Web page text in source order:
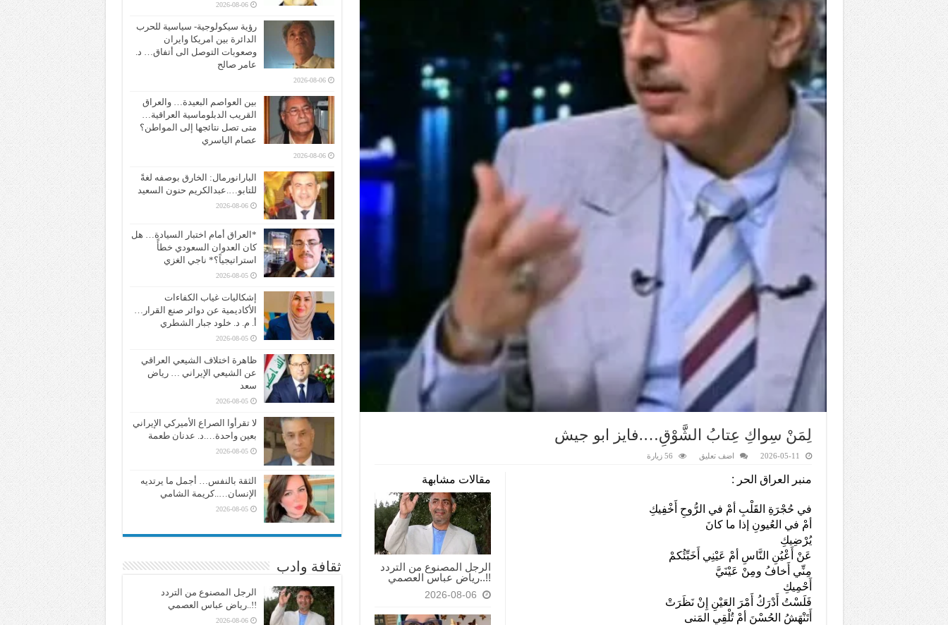
لِمَنْ سِواكِ عِتابُ الشَّوْقِ….فايز ابو جيش
2026-05-11 اضف تعليق 56 زيارة
مقالات مشابهة
الرجل المصنوع من التردد
!!..رياض عباس العصمي
2026-08-06
منبر العراق الحر :
في حُجْرَةِ القَلْبِ أمْ في الرُّوحِ أَخْفِيكِ
أمْ في العُيونِ إذا ما كانَ
يُرْضِيكِ
عَنْ أَعْيُنِ النَّاسِ أمْ عَيْنِي أَخَبِّئُكمْ
مِنِّي أَخافُ ومِنْ عَيْنَيَّ
أَحْمِيكِ
فَلَسْتُ أَدْرَكُ أَمْرَ العَيْنِ إِنْ نَظَرَتْ
أَتَنْهَشُ الحُسْنَ أمْ تُلْقِي المَنى
2026-08-06
رؤية سيكولوجية- سياسية للحرب
الدائرة بين امريكا وايران
وصعوبات التوصل الى أتفاق… د.
عامر صالح
2026-08-06
بين العواصم البعيدة… والعراق
القريب الدبلوماسية العراقية…
متى تصل نتائجها إلى المواطن؟
عصام الياسري
2026-08-06
البارانورمال: الخارق بوصفه لغةً
للتابو….عبدالكريم حنون السعيد
2026-08-06
*العراق أمام اختبار السيادة… هل
كان العدوان السعودي خطأً
استراتيجياً؟* ناجي الغزي
2026-08-05
إشكاليات غياب الكفاءات
الأكاديمية عن دوائر صنع القرار…
أ. م. د. خلود جبار الشطري
2026-08-05
ظاهرة اختلاف الشيعي العراقي
عن الشيعي الإيراني … رياض
سعد
2026-08-05
لا تقرأوا الصراع الأميركي الإيراني
بعين واحدة….د. عدنان طعمة
2026-08-05
الثقة بالنفس… أجمل ما يرتديه
الإنسان…..كريمة الشامي
2026-08-05
ثقافة وادب
الرجل المصنوع من التردد
!!..رياض عباس العصمي
2026-08-06